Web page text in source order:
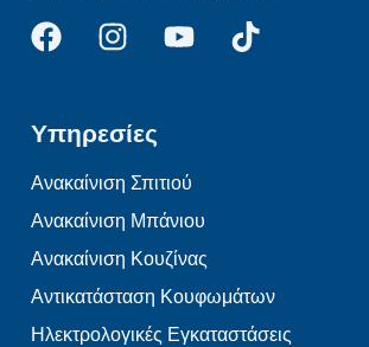
Υπηρεσίες
Ανακαίνιση Σπιτιού
Ανακαίνιση Μπάνιου
Ανακαίνιση Κουζίνας
Αντικατάσταση Κουφωμάτων
Ηλεκτρολογικές Εγκαταστάσεις